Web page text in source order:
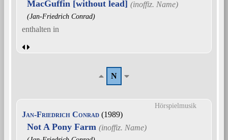
MacGuffin [without lead]
(Jan-Friedrich Conrad)
enthalten in
N
Hörspielmusik
Jan-Friedrich Conrad (1989)
Not A Pony Farm